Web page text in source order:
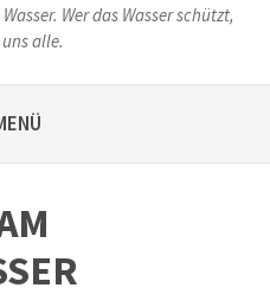
Wer das Wasser schützt,
alle.